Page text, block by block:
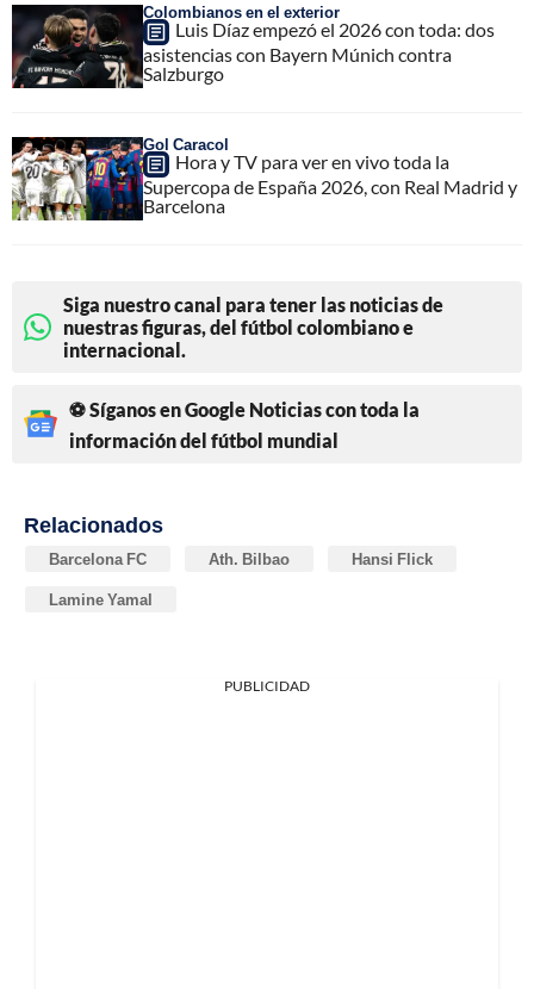
Colombianos en el exterior
Luis Díaz empezó el 2026 con toda: dos
asistencias con Bayern Múnich contra
Salzburgo
Gol Caracol
Hora y TV para ver en vivo toda la
Supercopa de España 2026, con Real Madrid y
Barcelona
Siga nuestro canal para tener las noticias de
nuestras figuras, del fútbol colombiano e
internacional.
⚽ Síganos en Google Noticias con toda la
información del fútbol mundial
Relacionados
Barcelona FC Ath. Bilbao Hansi Flick
Lamine Yamal
PUBLICIDAD